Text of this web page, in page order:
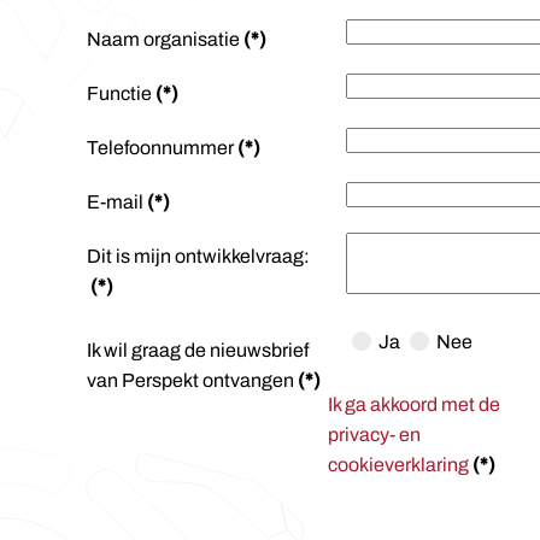
Naam organisatie (*)
Functie (*)
Telefoonnummer (*)
E-mail (*)
Dit is mijn ontwikkelvraag:
(*)
Ik wil graag de nieuwsbrief
van Perspekt ontvangen (*)
Ja Nee
Ik ga akkoord met de
privacy- en
cookieverklaring (*)